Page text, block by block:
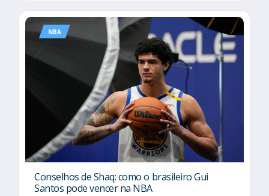
NBA
Conselhos de Shaq: como o brasileiro Gui
Santos pode vencer na NBA